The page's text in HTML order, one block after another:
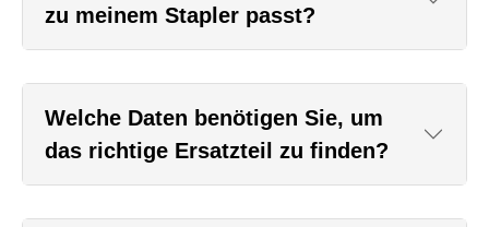
zu meinem Stapler passt?
Welche Daten benötigen Sie, um
das richtige Ersatzteil zu finden?